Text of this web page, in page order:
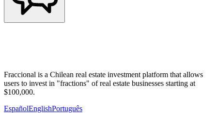
Fraccional is a Chilean real estate investment platform that allows
users to invest in "fractions" of real estate businesses starting at
$100,000.
EspañolEnglishPortuguês